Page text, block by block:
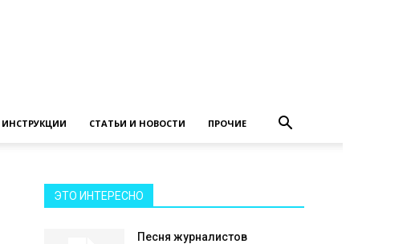
ИНСТРУКЦИИ СТАТЬИ И НОВОСТИ ПРОЧИЕ
ЭТО ИНТЕРЕСНО
Песня журналистов